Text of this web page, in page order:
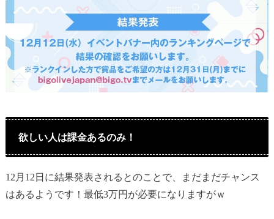
欲しい人は課金あるのみ！
12月12日に結果発表されるとのことで、まだまだチャンス
はあるようです！最低3万円が必要になりますがｗ